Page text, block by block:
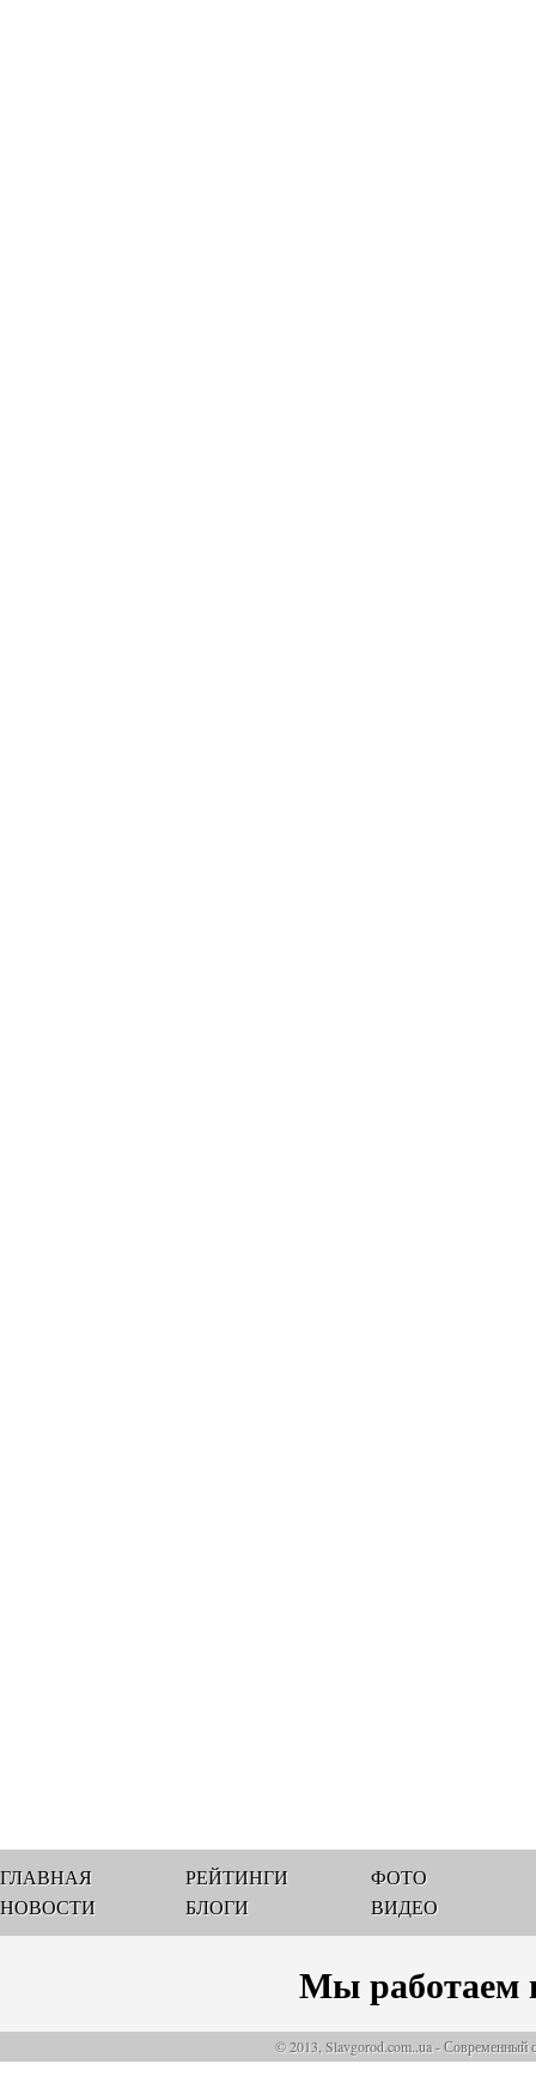
ГЛАВНАЯ
НОВОСТИ
РЕЙТИНГИ
БЛОГИ
ФОТО
ВИДЕО
Мы работаем
© 2013, Slavgorod.com..ua - Современный